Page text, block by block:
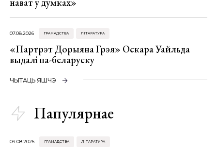
нават у думках»
07.08.2026 ГРАМАДСТВА ЛІТАРАТУРА
«Партрэт Дорыяна Грэя» Оскара Уайльда
выдалі па-беларуску
ЧЫТАЦЬ ЯШЧЭ
Папулярнае
04.08.2026 ГРАМАДСТВА ЛІТАРАТУРА